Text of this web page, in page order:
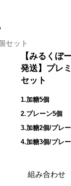
セット
【みるくぼ
発送】プレ
セット
1.加糖5個
2.プレーン5個
3.加糖2個/プレ
4.加糖3個/プレ
組み合わせ